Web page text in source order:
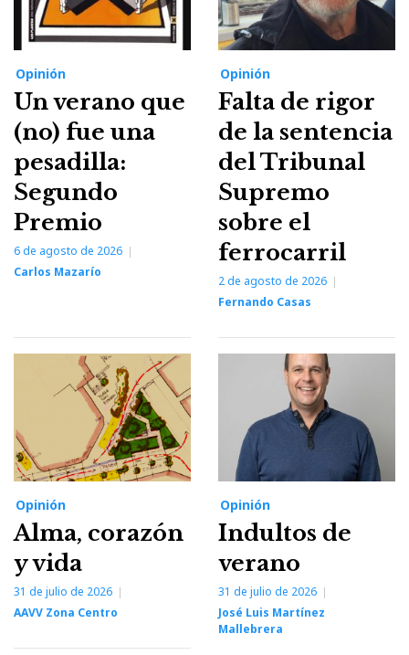
Opinión
Un verano que
(no) fue una
pesadilla:
Segundo
Premio
6 de agosto de 2026
Carlos Mazarío
Opinión
Falta de rigor
de la sentencia
del Tribunal
Supremo
sobre el
ferrocarril
2 de agosto de 2026
Fernando Casas
Opinión
Alma, corazón
y vida
31 de julio de 2026
AAVV Zona Centro
Opinión
Indultos de
verano
31 de julio de 2026
José Luis Martínez
Mallebrera